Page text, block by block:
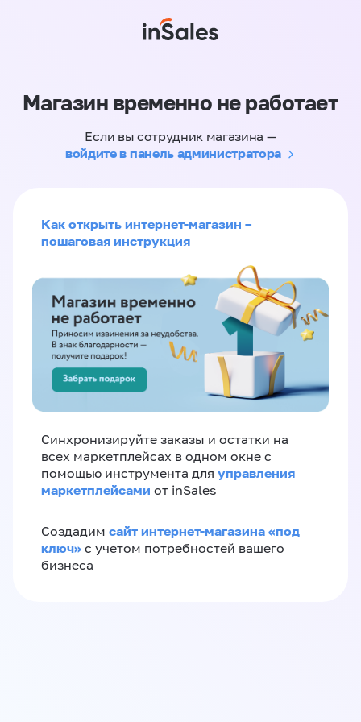
Магазин временно не работает
Если вы сотрудник магазина —
войдите в панель администратора
Как открыть интернет-магазин –
пошаговая инструкция
Синхронизируйте заказы и остатки на
всех маркетплейсах в одном окне с
помощью инструмента для управления
маркетплейсами от inSales
Создадим сайт интернет-магазина «под
ключ» с учетом потребностей вашего
бизнеса